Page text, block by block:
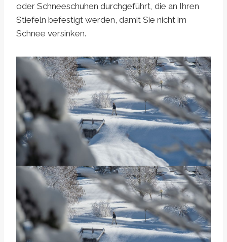
oder Schneeschuhen durchgeführt, die an Ihren
Stiefeln befestigt werden, damit Sie nicht im
Schnee versinken.